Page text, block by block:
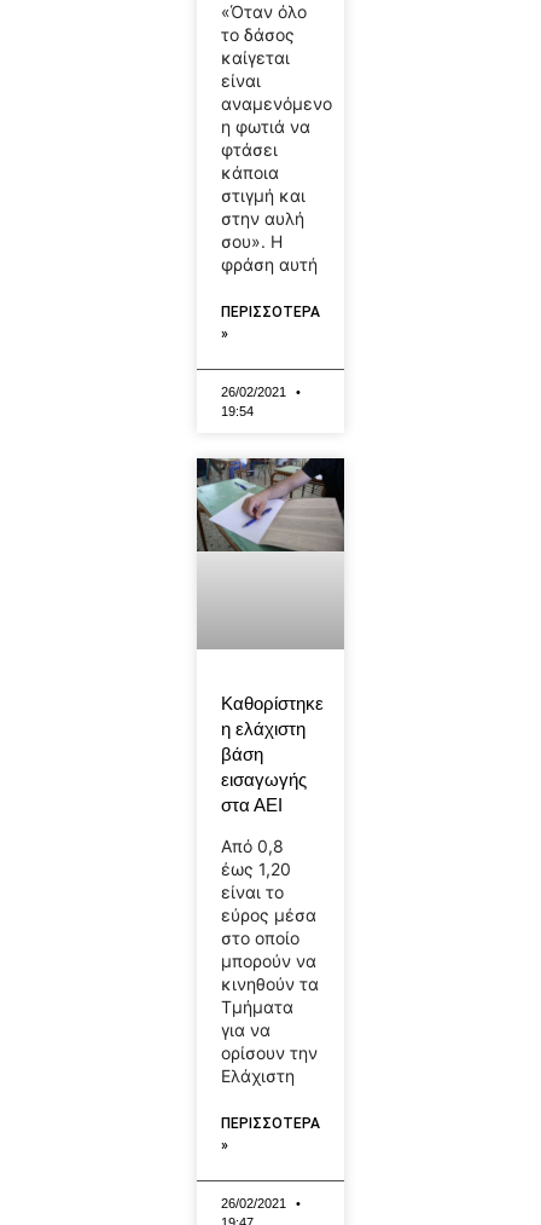
«Όταν όλο
το δάσος
καίγεται
είναι
αναμενόμενο
η φωτιά να
φτάσει
κάποια
στιγμή και
στην αυλή
σου». Η
φράση αυτή
ΠΕΡΙΣΣΟΤΕΡΑ
»
26/02/2021
19:54
Καθορίστηκε
η ελάχιστη
βάση
εισαγωγής
στα ΑΕΙ
Από 0,8
έως 1,20
είναι το
εύρος μέσα
στο οποίο
μπορούν να
κινηθούν τα
Τμήματα
για να
ορίσουν την
Ελάχιστη
ΠΕΡΙΣΣΟΤΕΡΑ
»
26/02/2021